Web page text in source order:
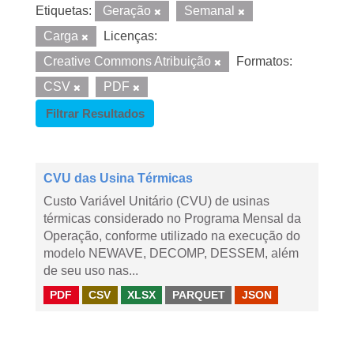
Etiquetas: Geração
Semanal
Carga
Licenças:
Creative Commons Atribuição
Formatos:
CSV
PDF
Filtrar Resultados
CVU das Usina Térmicas
Custo Variável Unitário (CVU) de usinas
térmicas considerado no Programa Mensal da
Operação, conforme utilizado na execução do
modelo NEWAVE, DECOMP, DESSEM, além
de seu uso nas...
PDF CSV XLSX PARQUET JSON